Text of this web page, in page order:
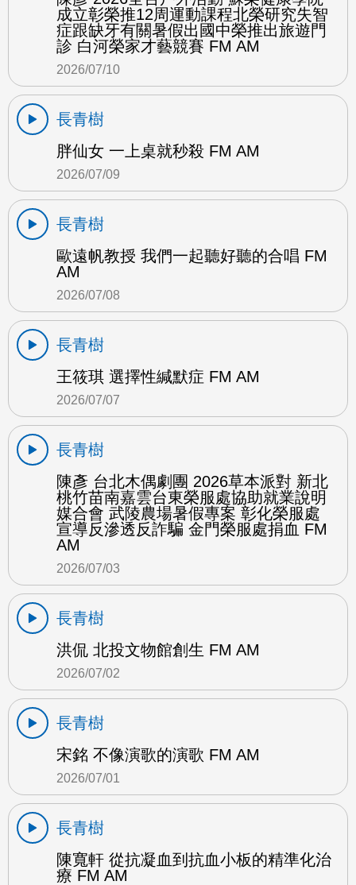
成立彰榮推12周運動課程北榮研究失智
症跟缺牙有關暑假出國中榮推出旅遊門
診 白河榮家才藝競賽 FM AM
2026/07/10
長青樹
胖仙女 一上桌就秒殺 FM AM
2026/07/09
長青樹
歐遠帆教授 我們一起聽好聽的合唱 FM
AM
2026/07/08
長青樹
王筱琪 選擇性緘默症 FM AM
2026/07/07
長青樹
陳彥 台北木偶劇團 2026草本派對 新北
桃竹苗南嘉雲台東榮服處協助就業說明
媒合會 武陵農場暑假專案 彰化榮服處
宣導反滲透反詐騙 金門榮服處捐血 FM
AM
2026/07/03
長青樹
洪侃 北投文物館創生 FM AM
2026/07/02
長青樹
宋銘 不像演歌的演歌 FM AM
2026/07/01
長青樹
陳寬軒 從抗凝血到抗血小板的精準化治
療 FM AM